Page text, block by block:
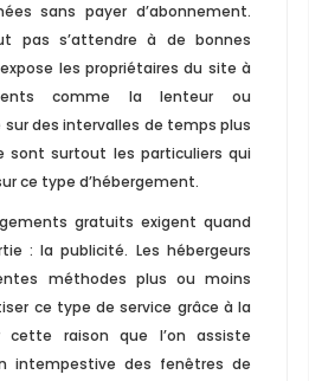
sans payer d’abonnement.
pas s’attendre à de bonnes
les propriétaires du site à
comme la lenteur ou
sur des intervalles de temps plus
sont surtout les particuliers qui
ce type d’hébergement.
gratuits exigent quand
: la publicité. Les hébergeurs
méthodes plus ou moins
ce type de service grâce à la
cette raison que l’on assiste
intempestive des fenêtres de